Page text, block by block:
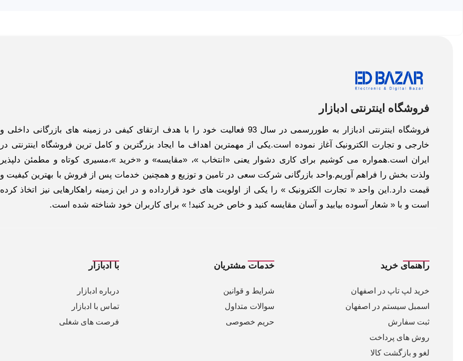
فروشگاه اینترنتی ادبازار
فروشگاه اینترنتی ادبازار به طوررسمی در سال 93 فعالیت خود را با هدف ارتقای کیفی در زمینه های بازرگانی داخلی و
خارجی و تجارت الکترونیک آغاز نموده است.یکی از مهمترین اهداف ما ایجاد بزرگترین و کامل ترین فروشگاه اینترنتی در
ایران است.همواره می کوشیم برای کاری دشوار یعنی «انتخاب »، «مقایسه» و «خرید »،مسیری کوتاه و مطمئن دلپذیر
ولذت بخش را فراهم آوریم.واحد بازرگانی شرکت سعی در تامین و توزیع و همچنین خدمات پس از فروش با بهترین کیفیت و
قیمت دارد.این واحد « تجارت الکترونیک » را یکی از اولویت های خود قرارداده و در این زمینه راهکارهایی نیز اتخاذ کرده
است و با « شعار آسوده بیابید و آسان مقایسه کنید و خاص خرید کنید! » برای کاربران خود شناخته شده است.
راهنمای خرید
خرید لپ تاپ در اصفهان
اسمبل سیستم در اصفهان
ثبت سفارش
روش های پرداخت
لغو و بازگشت کالا
خدمات مشتریان
شرایط و قوانین
سوالات متداول
حریم خصوصی
با ادبازار
درباره ادبازار
تماس با ادبازار
فرصت های شغلی